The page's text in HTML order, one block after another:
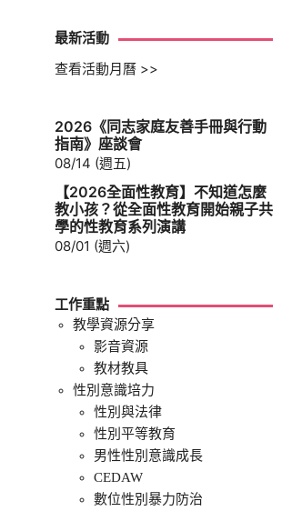
最新活動
查看活動月曆 >>
2026《同志家庭友善手冊與行動
指南》座談會
08/14 (週五)
【2026全面性教育】不知道怎麼
教小孩？從全面性教育開始親子共
學的性教育系列演講
08/01 (週六)
工作重點
教學資源分享
影音資源
教材教具
性別意識培力
性別與法律
性別平等教育
男性性別意識成長
CEDAW
數位性別暴力防治